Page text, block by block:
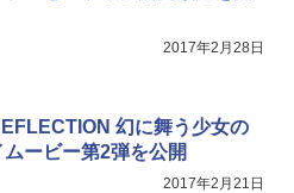
2017年2月28日
幻に舞う少女の
ービー第2弾を公開
2017年2月21日